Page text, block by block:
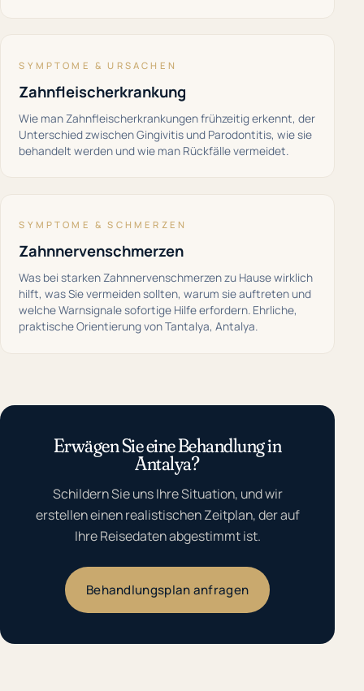
SYMPTOME & URSACHEN
Zahnfleischerkrankung
Wie man Zahnfleischerkrankungen frühzeitig erkennt, der
Unterschied zwischen Gingivitis und Parodontitis, wie sie
behandelt werden und wie man Rückfälle vermeidet.
SYMPTOME & SCHMERZEN
Zahnnervenschmerzen
Was bei starken Zahnnervenschmerzen zu Hause wirklich
hilft, was Sie vermeiden sollten, warum sie auftreten und
welche Warnsignale sofortige Hilfe erfordern. Ehrliche,
praktische Orientierung von Tantalya, Antalya.
Erwägen Sie eine Behandlung in
Antalya?
Schildern Sie uns Ihre Situation, und wir
erstellen einen realistischen Zeitplan, der auf
Ihre Reisedaten abgestimmt ist.
Behandlungsplan anfragen